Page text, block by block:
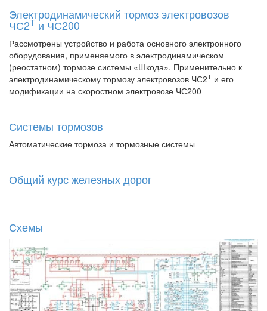
Электродинамический тормоз электровозов
ЧС2Т и ЧС200
Рассмотрены устройство и работа основного электронного
оборудования, применяемого в электродинамическом
(реостатном) тормозе системы «Шкода». Применительно к
электродинамическому тормозу электровозов ЧС2Т и его
модификации на скоростном электровозе ЧС200
Системы тормозов
Автоматические тормоза и тормозные системы
Общий курс железных дорог
Схемы